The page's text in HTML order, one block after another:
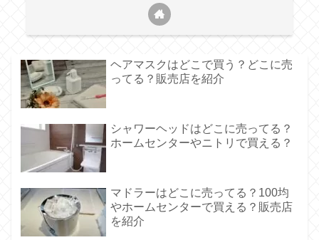
ヘアマスクはどこで買う？どこに売
ってる？販売店を紹介
シャワーヘッドはどこに売ってる？
ホームセンターやニトリで買える？
マドラーはどこに売ってる？100均
やホームセンターで買える？販売店
を紹介